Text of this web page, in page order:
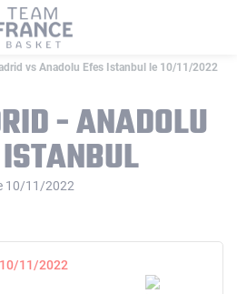
vs Anadolu Efes Istanbul le 10/11/2022
- ANADOLU
10/11/2022
10/11/2022